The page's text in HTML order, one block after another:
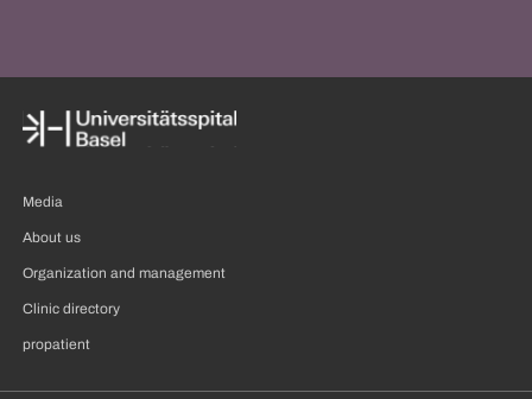
Media
About us
Organization and management
Clinic directory
propatient